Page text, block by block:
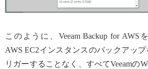
このように、Veeam Backup for AWS
AWS EC2インスタンスのバックアッ
リガーすることなく、すべてVeeamの